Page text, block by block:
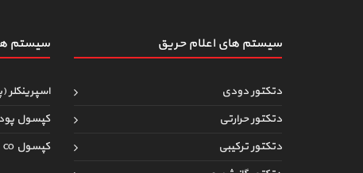
سیستم های اعلام حریق
دتکتور دودی
دتکتور حرارتی
دتکتور ترکیبی
سیستم
اسپرینکلر
کپسول
کپسول co